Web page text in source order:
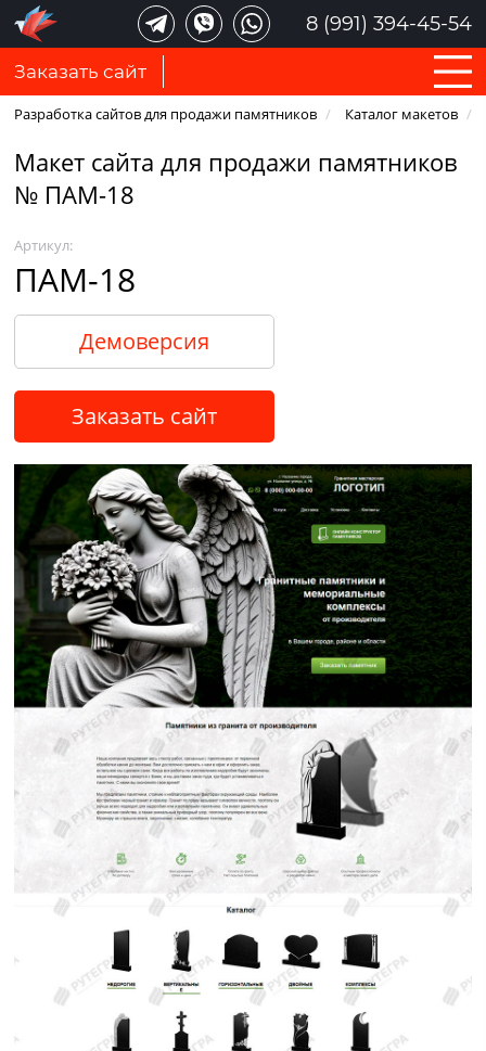
8 (991) 394-45-54
Заказать сайт
Разработка сайтов для продажи памятников / Каталог макетов /
Макет сайта для продажи памятников
№ ПАМ-18
Артикул:
ПАМ-18
Демоверсия
Заказать сайт